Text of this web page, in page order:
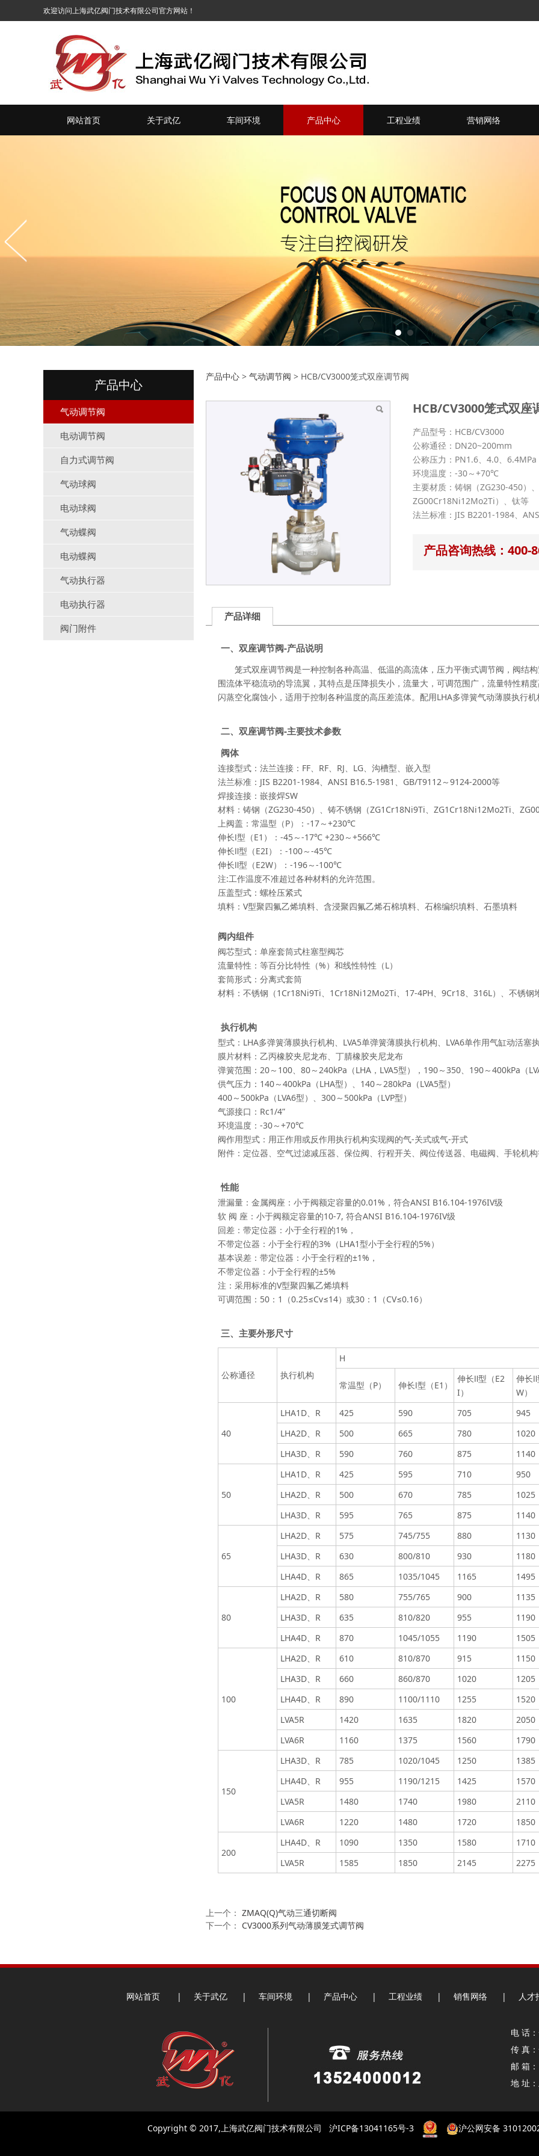
网站首页 关于武亿 车间环境 产品中心 工程业绩 营销网络
产品中心
气动调节阀
电动调节阀
自力式调节阀
气动球阀
电动球阀
气动蝶阀
电动蝶阀
气动执行器
电动执行器
阀门附件
HCB/CV3000笼式双座调节阀
产品中心 > 气动调节阀 > HCB/CV3000笼式双座调节阀
HCB/CV3000笼式双座
产品型号：HCB/CV3000
公称通径：DN20~200mm
公称压力：PN1.6、4.0、6.4MPa
环境温度：-30～+70℃
主要材质：铸钢（ZG230-450）
ZG00Cr18Ni12Mo2Ti）、钛等
法兰标准：JIS B2201-1984、
产品咨询热线：400-
产品详细
一、双座调节阀-产品说明
笼式双座调节阀是一种控制各种高温、低温的高流体，压力平衡式调节阀，阀结
围流体平稳流动的导流翼，其特点是压降损失小，流量大，可调范围广，流量特性精
闪蒸空化腐蚀小，适用于控制各种温度的高压差流体。配用LHA多弹簧气动薄膜执行
二、双座调节阀-主要技术参数
阀体
连接型式：法兰连接：FF、RF、RJ、LG、沟槽型、嵌入型
法兰标准：JIS B2201-1984、ANSI B16.5-1981、GB/T9112～9124-2000等
焊接连接：嵌接焊SW
材料：铸钢（ZG230-450）、铸不锈钢（ZG1Cr18Ni9Ti、ZG1Cr18Ni12Mo2Ti、
上阀盖：常温型（P）：-17～+230℃
伸长Ⅰ型（E1）：-45～-17℃ +230～+566℃
伸长Ⅱ型（E2I）：-100～-45℃
伸长Ⅱ型（E2W）：-196～-100℃
注:工作温度不准超过各种材料的允许范围。
压盖型式：螺栓压紧式
填料：V型聚四氟乙烯填料、含浸聚四氟乙烯石棉填料、石棉编织填料、石墨填料
阀内组件
阀芯型式：单座套筒式柱塞型阀芯
流量特性：等百分比特性（%）和线性特性（L）
套筒形式：分离式套筒
材料：不锈钢（1Cr18Ni9Ti、1Cr18Ni12Mo2Ti、17-4PH、9Cr18、316L）、不锈钢
执行机构
型式：LHA多弹簧薄膜执行机构、LVA5单弹簧薄膜执行机构、LVA6单作用气缸动活塞
膜片材料：乙丙橡胶夹尼龙布、丁腈橡胶夹尼龙布
弹簧范围：20～100、80～240kPa（LHA，LVA5型），190～350、190～400kPa（
供气压力：140～400kPa（LHA型）、140～280kPa（LVA5型）
400～500kPa（LVA6型）、300～500kPa（LVP型）
气源接口：Rc1/4”
环境温度：-30～+70℃
阀作用型式：用正作用或反作用执行机构实现阀的气-关式或气-开式
附件：定位器、空气过滤减压器、保位阀、行程开关、阀位传送器、电磁阀、手轮机
性能
泄漏量：金属阀座：小于阀额定容量的0.01%，符合ANSI B16.104-1976IV级
软 阀 座：小于阀额定容量的10-7, 符合ANSI B16.104-1976IV级
回差：带定位器：小于全行程的1%，
不带定位器：小于全行程的3%（LHA1型小于全行程的5%）
基本误差：带定位器：小于全行程的±1%，
不带定位器：小于全行程的±5%
注：采用标准的V型聚四氟乙烯填料
可调范围：50：1（0.25≤Cv≤14）或30：1（CV≤0.16）
三、主要外形尺寸
公称通径 执行机构
H
常温型（P）
伸长Ⅰ型（E1）
伸长Ⅱ型（E2
I）
伸长
W）
40
LHA1D、R 425 590 705 945
LHA2D、R 500 665 780 1020
LHA3D、R
590 760 875 1140
50
LHA1D、R 425 595 710 950
LHA2D、R 500 670 785 1025
LHA3D、R
595 765 875 1140
65
LHA2D、R 575 745/755 880 1130
LHA3D、R 630 800/810 930 1180
LHA4D、R
865 1035/1045 1165 1495
80
LHA2D、R 580 755/765 900 1135
LHA3D、R 635 810/820 955 1190
LHA4D、R
870 1045/1055 1190 1505
100
LHA2D、R 610 810/870 915 1150
LHA3D、R 660 860/870 1020 1205
LHA4D、R
890 1100/1110 1255 1520
LVA5R
1420 1635 1820 2050
LVA6R
1160 1375 1560 1790
150
LHA3D、R 785 1020/1045 1250 1385
LHA4D、R 955 1190/1215 1425 1570
LVA5R
1480 1740 1980 2110
LVA6R
1220 1480 1720 1850
200
LHA4D、R 1090 1350 1580 1710
LVA5R
1585 1850 2145 2275
上一个： ZMAQ(Q)气动三通切断阀
下一个： CV3000系列气动薄膜笼式调节阀
网站首页 | 关于武亿 | 车间环境 | 产品中心 | 工程业绩 | 销售网络 | 人才
电 话
传 真
邮 箱
地 址
Copyright © 2017, 上海武亿阀门技术有限公司 沪ICP备13041165号-3 沪公网安备